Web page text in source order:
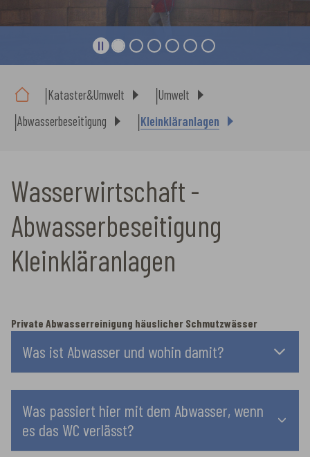
Kataster&Umwelt
Umwelt
Abwasserbeseitigung
Kleinkläranlagen
Wasserwirtschaft -
Abwasserbeseitigung
Kleinkläranlagen
Private Abwasserreinigung häuslicher Schmutzwässer
Was ist Abwasser und wohin damit?
Was passiert hier mit dem Abwasser, wenn
es das WC verlässt?